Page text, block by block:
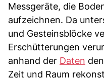
Messgeräte, die
aufzeichnen. Da
und Gesteinsblöcke
Erschütterungen
anhand der Daten
Zeit und Raum